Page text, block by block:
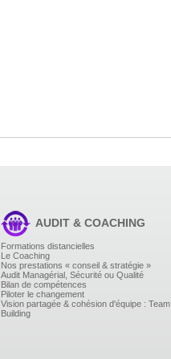
AUDIT & COACHING
Formations distancielles
Le Coaching
Nos prestations « conseil & stratégie »
Audit Managérial, Sécurité ou Qualité
Bilan de compétences
Piloter le changement
Vision partagée & cohésion d'équipe : Team
Building